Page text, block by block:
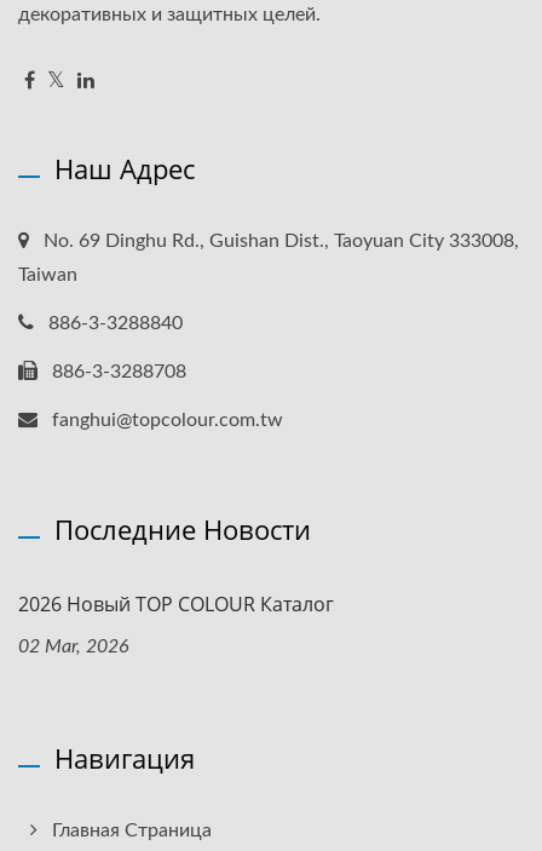
декоративных и защитных целей.
Наш Адрес
No. 69 Dinghu Rd., Guishan Dist., Taoyuan City 333008,
Taiwan
886-3-3288840
886-3-3288708
fanghui@topcolour.com.tw
Последние Новости
2026 Новый TOP COLOUR Каталог
02 Mar, 2026
Навигация
Главная Страница